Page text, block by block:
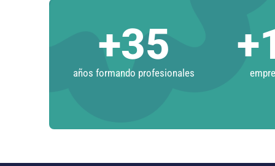
años formando profesionales
+35 +